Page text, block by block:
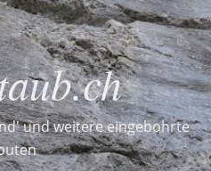
und weitere eingebohrte